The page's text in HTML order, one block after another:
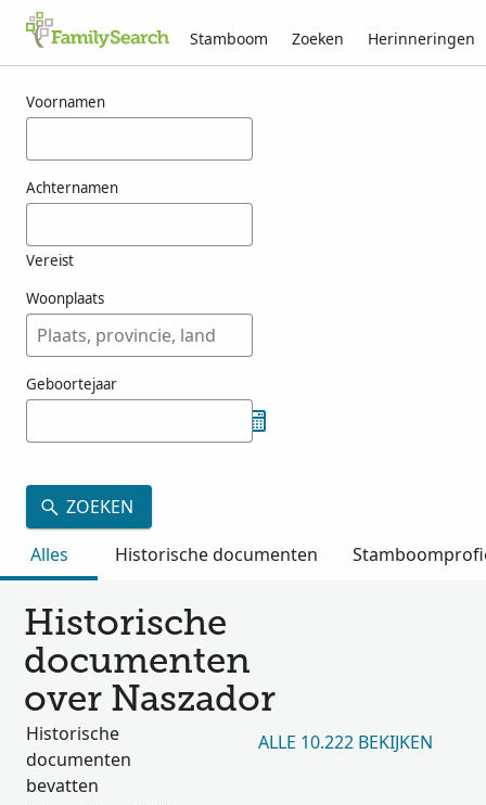
Stamboom Zoeken Herinneringen
Voornamen
Achternamen
Vereist
Woonplaats
Geboortejaar
ZOEKEN
Alles
Historische documenten
Historische
documenten
over Naszador
Historische
documenten
bevatten
ALLE 10.222 BEKIJKEN